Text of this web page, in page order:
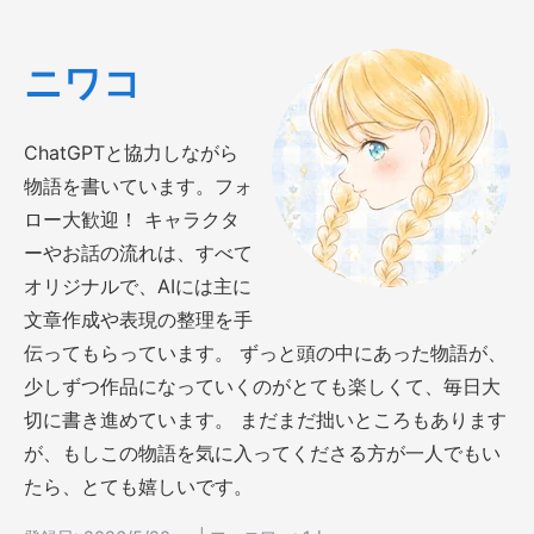
ニワコ
ChatGPTと協力しながら
物語を書いています。フォ
ロー大歓迎！ キャラクタ
ーやお話の流れは、すべて
オリジナルで、AIには主に
文章作成や表現の整理を手
伝ってもらっています。 ずっと頭の中にあった物語が、
少しずつ作品になっていくのがとても楽しくて、毎日大
切に書き進めています。 まだまだ拙いところもあります
が、もしこの物語を気に入ってくださる方が一人でもい
たら、とても嬉しいです。